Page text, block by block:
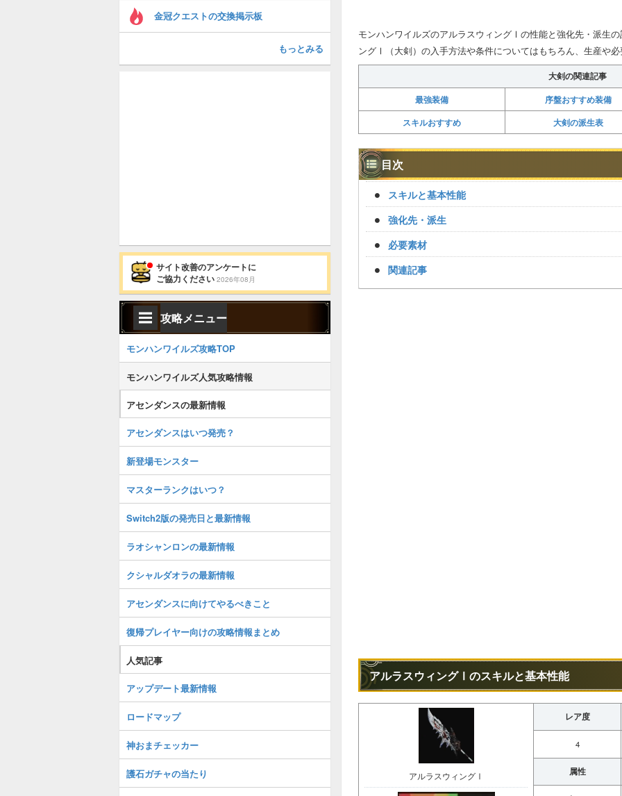
モンハンワイルズのアルラスウィングⅠの性能と強化先・派生
ングⅠ（大剣）の入手方法や条件についてはもちろん、生産や
大剣の関連記事
最強装備
序盤おすすめ装備
スキルおすすめ
大剣の派生表
目次
スキルと基本性能
強化先・派生
必要素材
関連記事
アルラスウィングⅠのスキルと基本性能
アルラスウィングⅠ
レア度
4
属性
金冠クエストの交換掲示板
もっとみる
サイト改善のアンケートに
ご協力ください 2026年08月
攻略メニュー
モンハンワイルズ攻略TOP
モンハンワイルズ人気攻略情報
アセンダンスの最新情報
アセンダンスはいつ発売？
新登場モンスター
マスターランクはいつ？
Switch2版の発売日と最新情報
ラオシャンロンの最新情報
クシャルダオラの最新情報
アセンダンスに向けてやるべきこと
復帰プレイヤー向けの攻略情報まとめ
人気記事
アップデート最新情報
ロードマップ
神おまチェッカー
護石ガチャの当たり